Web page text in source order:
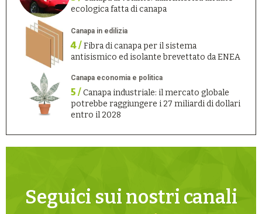
ecologica fatta di canapa
Canapa in edilizia
4 /Fibra di canapa per il sistema
antisismico ed isolante brevettato da ENEA
Canapa economia e politica
5 /Canapa industriale: il mercato globale
potrebbe raggiungere i 27 miliardi di dollari
entro il 2028
Seguici sui nostri canali